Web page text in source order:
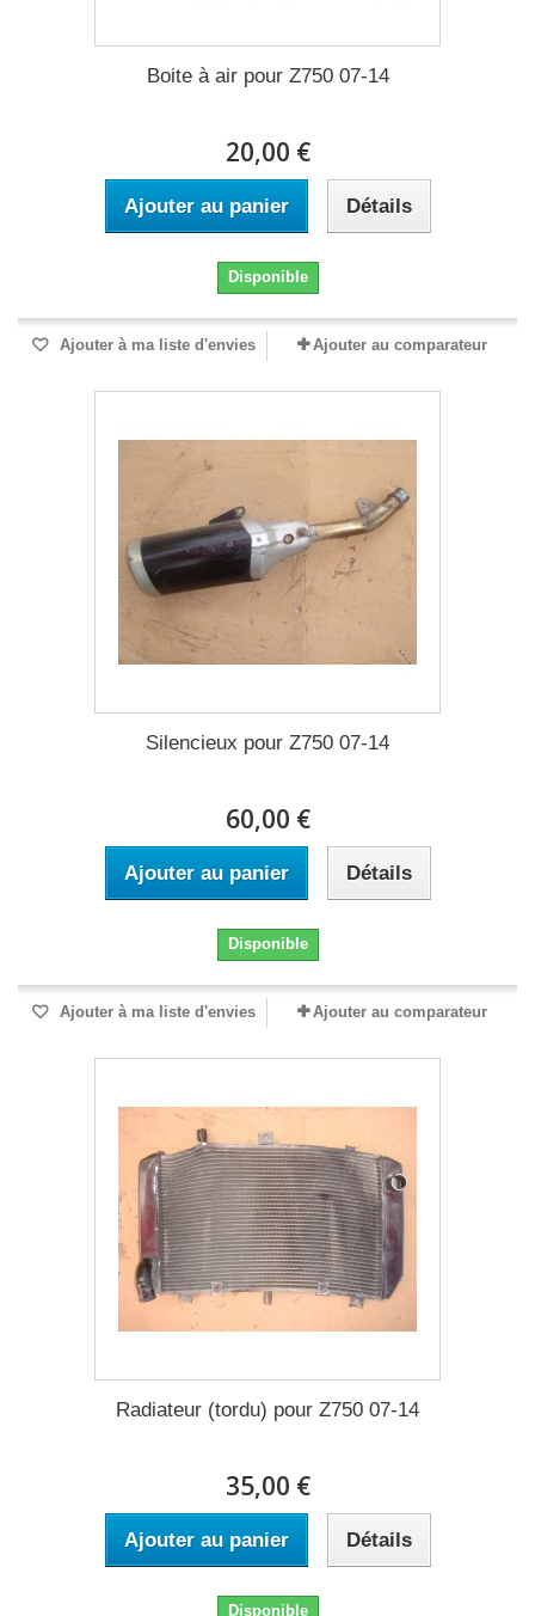
Boite à air pour Z750 07-14
20,00 €
Ajouter au panier Détails
Disponible
Ajouter à ma liste d'envies Ajouter au comparateur
Silencieux pour Z750 07-14
60,00 €
Ajouter au panier Détails
Disponible
Ajouter à ma liste d'envies Ajouter au comparateur
Radiateur (tordu) pour Z750 07-14
35,00 €
Ajouter au panier Détails
Disponible